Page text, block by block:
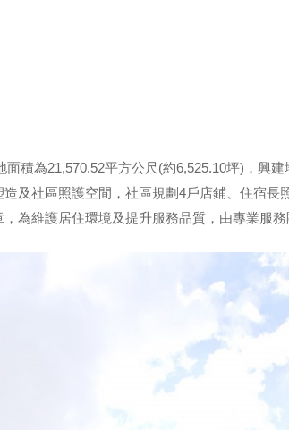
積為21,570.52平方公尺(約6,525.10坪)，興
及社區照護空間，社區規劃4戶店鋪、住宿
為維護居住環境及提升服務品質，由專業服